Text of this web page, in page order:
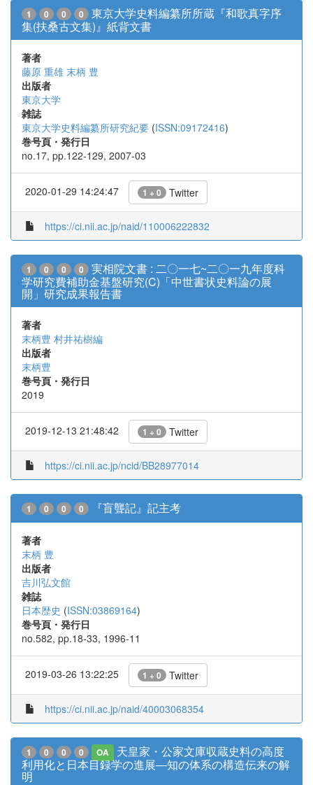
1 0 0 0
東京大学史料編纂所所蔵『和歌真字序
集(扶桑古文集)』紙背文書
著者
藤原 重雄 末柄 豊
出版者
東京大学
雑誌
東京大学史料編纂所研究紀要 (ISSN:09172416)
巻号頁・発行日
no.17, pp.122-129, 2007-03
2020-01-29 14:24:47 1 + 0 Twitter
https://ci.nii.ac.jp/naid/110006222832
1 0 0 0
実相院文書 : 二〇一七~二〇一九年度科
学研究費補助金基盤研究(C)「中世書状史料論の展
開」研究成果報告書
著者
末柄豊 村井祐樹編
出版者
末柄豊
巻号頁・発行日
2019
2019-12-13 21:48:42 1 + 0 Twitter
https://ci.nii.ac.jp/ncid/BB28977014
1 0 0 0 『盲聾記』記主考
著者
末柄 豊
出版者
吉川弘文館
雑誌
日本歴史 (ISSN:03869164)
巻号頁・発行日
no.582, pp.18-33, 1996-11
2019-03-26 13:22:25 1 + 0 Twitter
https://ci.nii.ac.jp/naid/40003068354
1 0 0 0 OA
天皇家・公家文庫収蔵史料の高度
利用化と日本目録学の進展―知の体系の構造伝来の解
明